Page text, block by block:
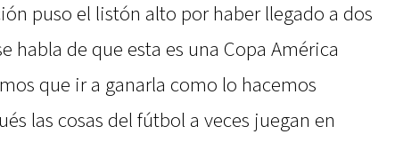
puso el listón alto por haber llegado a dos
habla de que esta es una Copa América
que ir a ganarla como lo hacemos
las cosas del fútbol a veces juegan en